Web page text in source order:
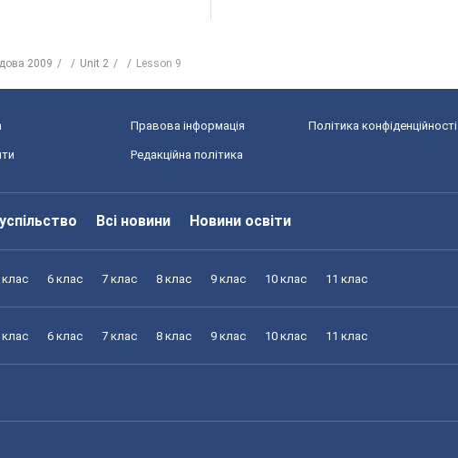
2009 Unit 2 Lesson 9
Правова інформація Політика конфіденційності
Редакційна політика
Всі новини Новини освіти
клас 6 клас 7 клас 8 клас 9 клас 10 клас 11 клас
клас 6 клас 7 клас 8 клас 9 клас 10 клас 11 клас